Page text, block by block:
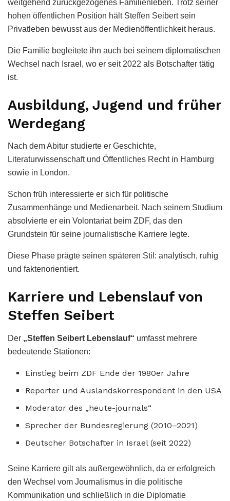
weitgehend zurückgezogenes Familienleben. Trotz seiner
hohen öffentlichen Position hält Steffen Seibert sein
Privatleben bewusst aus der Medienöffentlichkeit heraus.
Die Familie begleitete ihn auch bei seinem diplomatischen
Wechsel nach Israel, wo er seit 2022 als Botschafter tätig
ist.
Ausbildung, Jugend und früher
Werdegang
Nach dem Abitur studierte er Geschichte,
Literaturwissenschaft und Öffentliches Recht in Hamburg
sowie in London.
Schon früh interessierte er sich für politische
Zusammenhänge und Medienarbeit. Nach seinem Studium
absolvierte er ein Volontariat beim ZDF, das den
Grundstein für seine journalistische Karriere legte.
Diese Phase prägte seinen späteren Stil: analytisch, ruhig
und faktenorientiert.
Karriere und Lebenslauf von
Steffen Seibert
Der „Steffen Seibert Lebenslauf“ umfasst mehrere
bedeutende Stationen:
Einstieg beim ZDF Ende der 1980er Jahre
Reporter und Auslandskorrespondent in den USA
Moderator des „heute-journals“
Sprecher der Bundesregierung (2010–2021)
Deutscher Botschafter in Israel (seit 2022)
Seine Karriere gilt als außergewöhnlich, da er erfolgreich
den Wechsel vom Journalismus in die politische
Kommunikation und schließlich in die Diplomatie